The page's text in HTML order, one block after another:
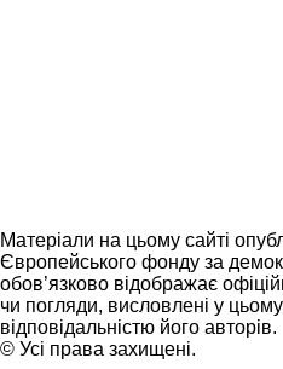
Матеріали на цьому сайті
Європейського фонду за
обов’язково відображає
чи погляди, висловлені у
відповідальністю його авторів.
© Усі права захищені.